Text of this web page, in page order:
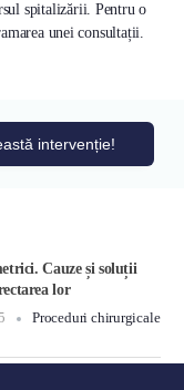
spitalizării. Pentru o
unei consultații.
intervenție!
Cauze și soluții
lor
Proceduri chirurgicale